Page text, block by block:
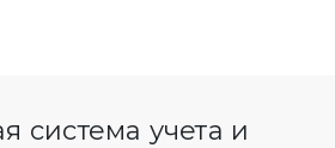
система учета и